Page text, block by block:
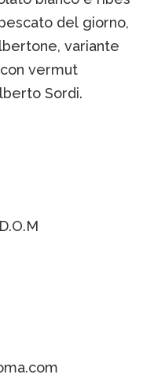
del giorno,
variante
vermut
Sordi.